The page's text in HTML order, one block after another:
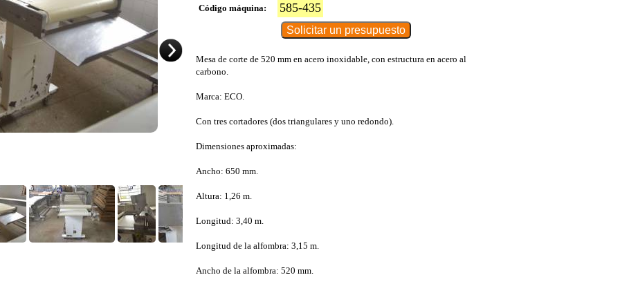
Código máquina: 585-435
Mesa de corte de 520 mm en acero inoxidable, con estructura en acero al
carbono.
Marca: ECO.
Con tres cortadores (dos triangulares y uno redondo).
Dimensiones aproximadas:
Ancho: 650 mm.
Altura: 1,26 m.
Longitud: 3,40 m.
Longitud de la alfombra: 3,15 m.
Ancho de la alfombra: 520 mm.